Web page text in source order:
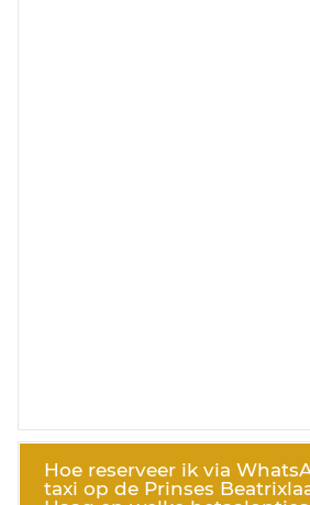
Hoe reserveer ik via
taxi op de Prinses